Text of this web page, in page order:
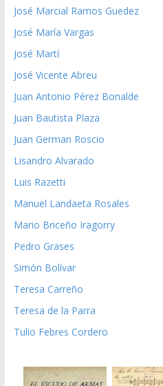
José Marcial Ramos Guedez
José María Vargas
José Martí
José Vicente Abreu
Juan Antonio Pérez Bonalde
Juan Bautista Plaza
Juan German Roscio
Lisandro Alvarado
Luis Razetti
Manuel Landaeta Rosales
Mario Briceño Iragorry
Pedro Grases
Simón Bolívar
Teresa Carreño
Teresa de la Parra
Tulio Febres Cordero